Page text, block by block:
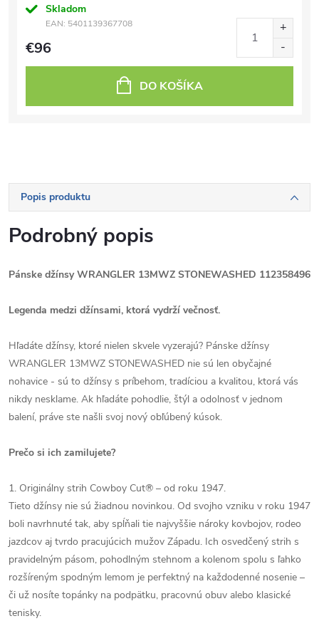
Skladom
EAN: 5401139367708
€96
DO KOŠÍKA
Popis produktu
Podrobný popis
Pánske džínsy WRANGLER 13MWZ STONEWASHED 112358496
Legenda medzi džínsami, ktorá vydrží večnosť.
Hľadáte džínsy, ktoré nielen skvele vyzerajú? Pánske džínsy
WRANGLER 13MWZ STONEWASHED nie sú len obyčajné
nohavice - sú to džínsy s príbehom, tradíciou a kvalitou, ktorá vás
nikdy nesklame. Ak hľadáte pohodlie, štýl a odolnosť v jednom
balení, práve ste našli svoj nový obľúbený kúsok.
Prečo si ich zamilujete?
1. Originálny strih Cowboy Cut® – od roku 1947.
Tieto džínsy nie sú žiadnou novinkou. Od svojho vzniku v roku 1947
boli navrhnuté tak, aby spĺňali tie najvyššie nároky kovbojov, rodeo
jazdcov aj tvrdo pracujúcich mužov Západu. Ich osvedčený strih s
pravidelným pásom, pohodlným stehnom a kolenom spolu s ľahko
rozšíreným spodným lemom je perfektný na každodenné nosenie –
či už nosíte topánky na podpätku, pracovnú obuv alebo klasické
tenisky.